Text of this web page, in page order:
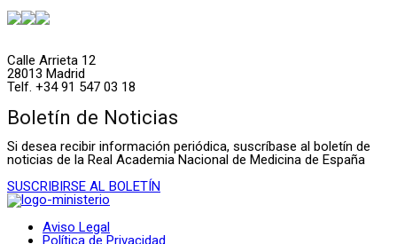
Calle Arrieta 12
28013 Madrid
Telf. +34 91 547 03 18
Boletín de Noticias
Si desea recibir información periódica, suscríbase al boletín de
noticias de la Real Academia Nacional de Medicina de España
SUSCRIBIRSE AL BOLETÍN
Aviso Legal
Política de Privacidad